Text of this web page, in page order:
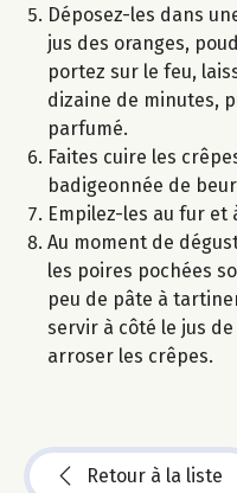
Déposez-les dans
jus des oranges,
portez sur le feu,
dizaine de minutes,
parfumé.
Faites cuire les
badigeonnée de
Empilez-les au fur et
Au moment de
les poires pochées
peu de pâte à
servir à côté le jus
arroser les crêpes.
Retour à la liste